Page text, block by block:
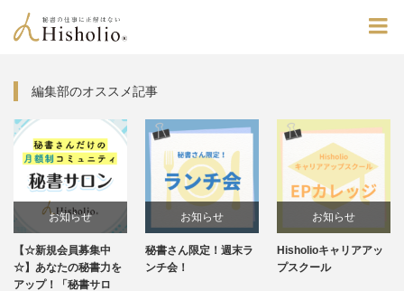
編集部のオススメ記事
お知らせ
秘書さん限定！週末ラ
ンチ会！
お知らせ
Hisholioキャリアアッ
プスクール
お知らせ
毎週水曜20:30～！イ
ンスタライブ